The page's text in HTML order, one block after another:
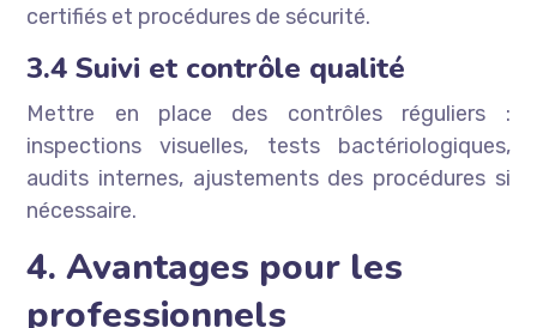
certifiés et procédures de sécurité.
3.4 Suivi et contrôle qualité
Mettre en place des contrôles réguliers :
inspections visuelles, tests bactériologiques,
audits internes, ajustements des procédures si
nécessaire.
4. Avantages pour les
professionnels